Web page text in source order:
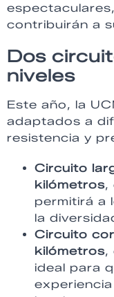
contribuirán a
Dos
niveles
Este año, la
adaptados a
resistencia y
Circuito
kilómetros,
permitirá a
la
Circuito
kilómetros,
ideal para